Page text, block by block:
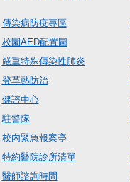
傳染病防疫專區
校園AED配置圖
嚴重特殊傳染性肺炎
登革熱防治
健諮中心
駐警隊
校內緊急報案亭
特約醫院診所清單
醫師諮詢時間